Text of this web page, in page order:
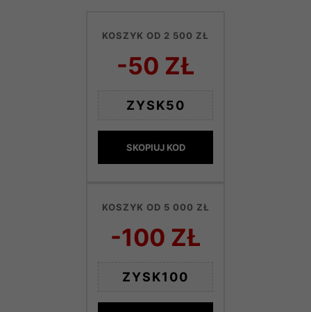
KOSZYK OD 2 500 ZŁ
-50 ZŁ
ZYSK50
SKOPIUJ KOD
KOSZYK OD 5 000 ZŁ
-100 ZŁ
ZYSK100